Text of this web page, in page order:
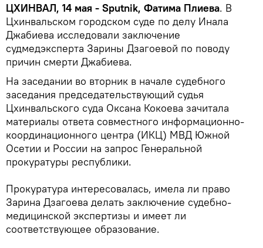
ЦХИНВАЛ, 14 мая - Sputnik, Фатима Плиева. В
Цхинвальском городском суде по делу Инала
Джабиева исследовали заключение
судмедэксперта Зарины Дзагоевой по поводу
причин смерти Джабиева.
На заседании во вторник в начале судебного
заседания председательствующий судья
Цхинвальского суда Оксана Кокоева зачитала
материалы ответа совместного информационно-
координационного центра (ИКЦ) МВД Южной
Осетии и России на запрос Генеральной
прокуратуры республики.
Прокуратура интересовалась, имела ли право
Зарина Дзагоева делать заключение судебно-
медицинской экспертизы и имеет ли
соответствующее образование.